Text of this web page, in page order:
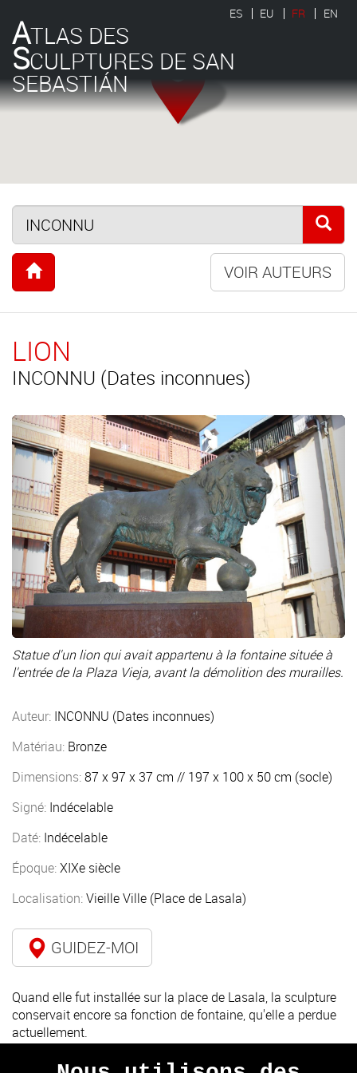
ATLAS DES
SCULPTURES DE SAN
SEBASTIÁN
ES EU FR EN
VOIR AUTEURS
LION
INCONNU (Dates inconnues)
Statue d'un lion qui avait appartenu à la fontaine située à
l'entrée de la Plaza Vieja, avant la démolition des murailles.
Auteur: INCONNU (Dates inconnues)
Matériau: Bronze
Dimensions:87 x 97 x 37 cm // 197 x 100 x 50 cm (socle)
Signé: Indécelable
Daté: Indécelable
Époque:XIXe siècle
Localisation:Vieille Ville (Place de Lasala)
GUIDEZ-MOI
Quand elle fut installée sur la place de Lasala, la sculpture
conservait encore sa fonction de fontaine, qu'elle a perdue
actuellement.